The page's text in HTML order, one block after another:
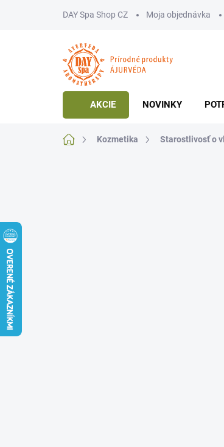
DAY Spa Shop CZ Moja objednávka
AKCIE NOVINKY
DomovKozmetika Starostlivosť o